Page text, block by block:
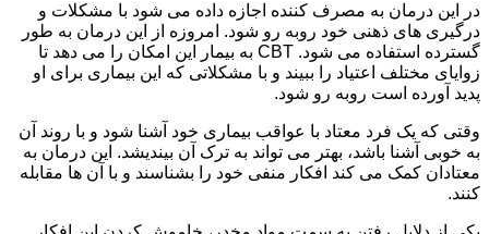
در این درمان به مصرف کننده اجازه داده می شود با مشکلات و
درگیری های ذهنی خود روبه رو شود. امروزه از این درمان به طور
گسترده استفاده می شود. CBT به بیمار این امکان را می دهد تا
زوایای مختلف اعتیاد را ببیند و با مشکلاتی که این بیماری برای او
پدید آورده است روبه رو شود.
وقتی که یک فرد معتاد با عواقب بیماری خود آشنا شود و با روند آن
به خوبی آشنا باشد، بهتر می تواند به ترک آن بیندیشد. این درمان به
معتادان کمک می کند افکار منفی خود را بشناسند و با آن ها مقابله
کنند.